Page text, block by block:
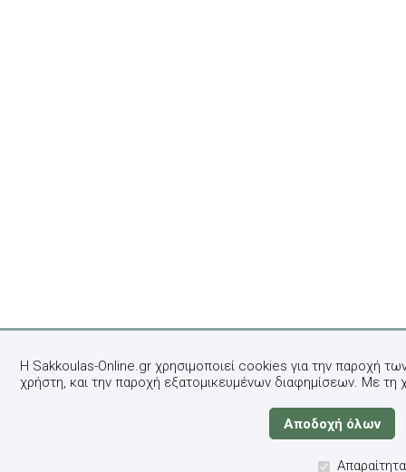
Η Sakkoulas-Online.gr χρησιμοποιεί cookies για την παροχή
χρήστη, και την παροχή εξατομικευμένων διαφημίσεων. Με